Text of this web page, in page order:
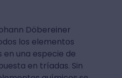
Döbereiner
los elementos
una especie de
en tríadas. Sin